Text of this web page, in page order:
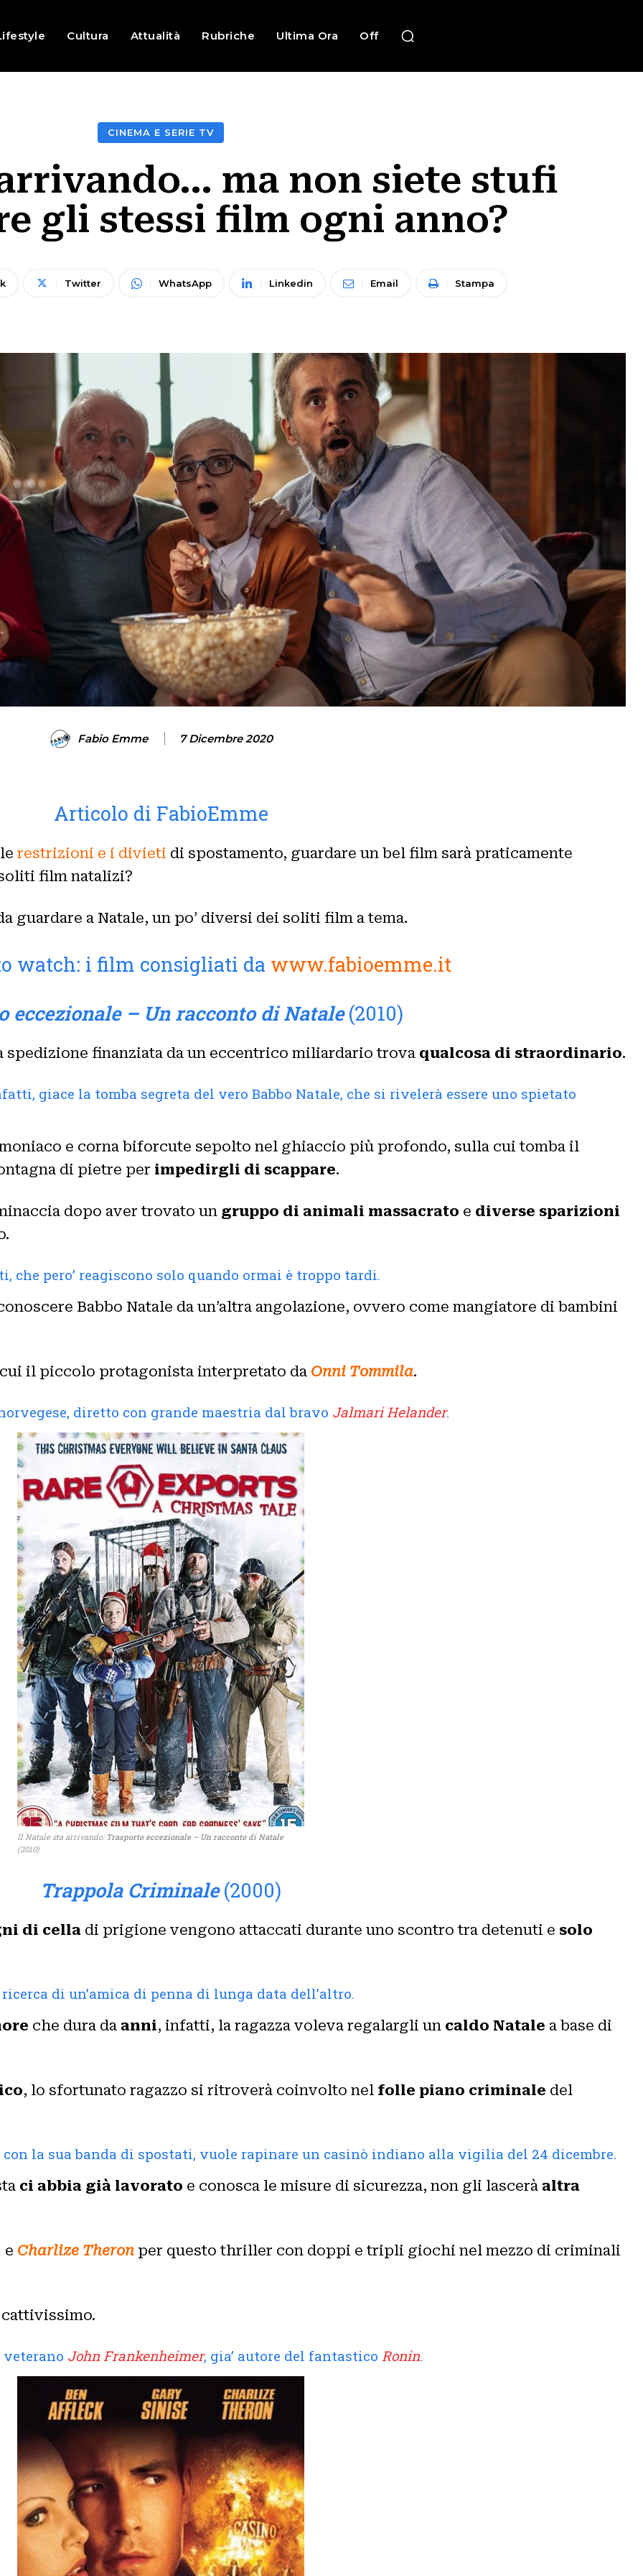
Cultura Attualità Rubriche Ultima Ora Off
CINEMA E SERIE TV
ma non siete stufi
gli stessi film ogni anno?
Twitter WhatsApp Linkedin Email Stampa
Fabio Emme 7 Dicembre 2020
Articolo di FabioEmme
restrizioni e i divieti di spostamento, guardare un bel film sarà praticamente
film natalizi?
guardare a Natale, un po’ diversi dei soliti film a tema.
watch: i film consigliati da www.fabioemme.it
eccezionale – Un racconto di Natale(2010)
spedizione finanziata da un eccentrico miliardario trova qualcosa di straordinario.
giace la tomba segreta del vero Babbo Natale, che si rivelerà essere uno spietato
e corna biforcute sepolto nel ghiaccio più profondo, sulla cui tomba il
di pietre per impedirgli di scappare.
dopo aver trovato un gruppo di animali massacrato e diverse sparizioni
pero’ reagiscono solo quando ormai è troppo tardi.
Babbo Natale da un’altra angolazione, ovvero come mangiatore di bambini
il piccolo protagonista interpretato da Onni Tommila.
diretto con grande maestria dal bravo Jalmari Helander.
Il Natale sta arrivando: Trasporto eccezionale – Un racconto di Natale
(2010)
Trappola Criminale(2000)
di cella di prigione vengono attaccati durante uno scontro tra detenuti e solo
di un’amica di penna di lunga data dell’altro.
che dura da anni, infatti, la ragazza voleva regalargli un caldo Natale a base di
, lo sfortunato ragazzo si ritroverà coinvolto nel folle piano criminale del
la sua banda di spostati, vuole rapinare un casinò indiano alla vigilia del 24 dicembre.
ci abbia già lavorato e conosca le misure di sicurezza, non gli lascerà altra
Charlize Theron per questo thriller con doppi e tripli giochi nel mezzo di criminali
John Frankenheimer, gia’ autore del fantastico Ronin.